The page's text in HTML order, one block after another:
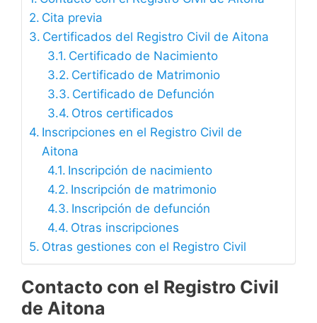
Cita previa
Certificados del Registro Civil de Aitona
Certificado de Nacimiento
Certificado de Matrimonio
Certificado de Defunción
Otros certificados
Inscripciones en el Registro Civil de
Aitona
Inscripción de nacimiento
Inscripción de matrimonio
Inscripción de defunción
Otras inscripciones
Otras gestiones con el Registro Civil
Contacto con el Registro Civil
de Aitona